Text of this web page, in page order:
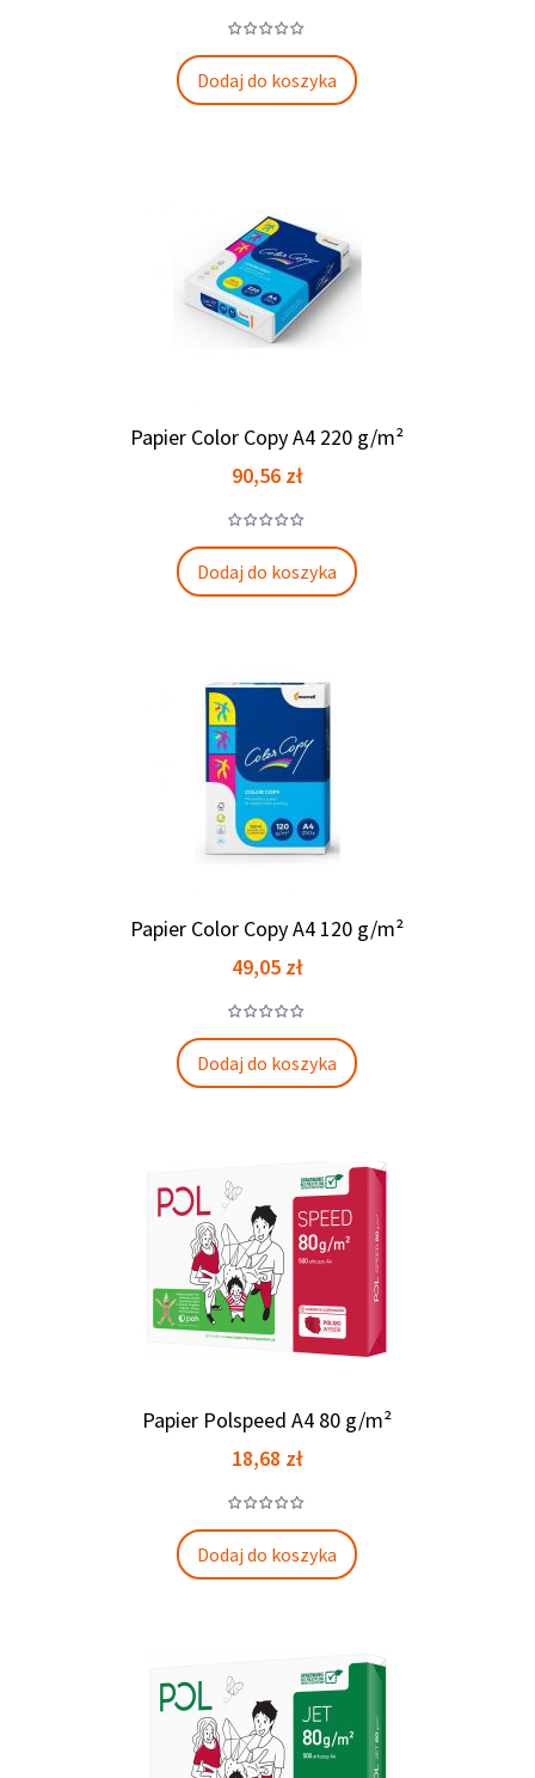
Dodaj do koszyka
Papier Color Copy A4 220 g/m²
Cena
90,56 zł
Dodaj do koszyka
Papier Color Copy A4 120 g/m²
Cena
49,05 zł
Dodaj do koszyka
Papier Polspeed A4 80 g/m²
Cena
18,68 zł
Dodaj do koszyka